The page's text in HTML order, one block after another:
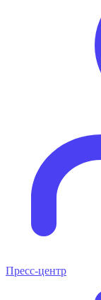
Пресс-центр